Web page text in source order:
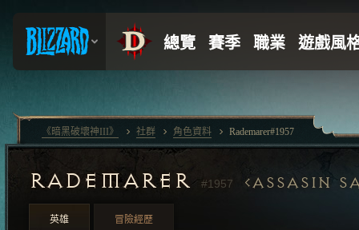
RADEMARER #1957 ASSASIN
英雄 冒險經歷
《暗黑破壞神III》 社群 角色資料 Rademarer#1957